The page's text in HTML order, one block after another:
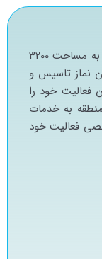
بيمارستان امام زمان در سال 1390 در زميني به مساحت 3200
نماز تاسيس و
فعاليت خود را
به خدمات
فعاليت خود